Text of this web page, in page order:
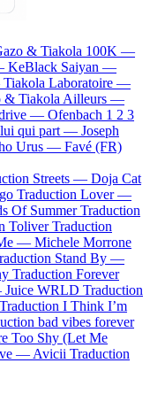
& Tiakola 100K —
KeBlack Saiyan —
Tiakola Laboratoire —
& Tiakola Ailleurs —
— Ofenbach 1 2 3
qui part — Joseph
Urus — Favé (FR)
Streets — Doja Cat
Traduction Lover —
Of Summer Traduction
Toliver Traduction
— Michele Morrone
Stand By —
Traduction Forever
Juice WRLD Traduction
Traduction I Think I’m
bad vibes forever
Too Shy (Let Me
— Avicii Traduction